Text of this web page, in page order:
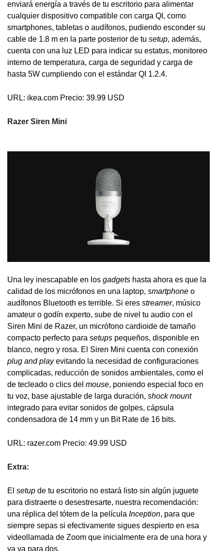
enviará energía a través de tu escritorio para alimentar
cualquier dispositivo compatible con carga QI, como
smartphones, tabletas o audífonos, pudiendo esconder su
cable de 1.8 m en la parte posterior de tu setup, además,
cuenta con una luz LED para indicar su estatus, monitoreo
interno de temperatura, carga de seguridad y carga de
hasta 5W cumpliendo con el estándar QI 1.2.4.
URL: ikea.com Precio: 39.99 USD
Razer Siren Mini
Una ley inescapable en los gadgets hasta ahora es que la
calidad de los micrófonos en una laptop, smartphone o
audífonos Bluetooth es terrible. Si eres streamer, músico
amateur o godín experto, sube de nivel tu audio con el
Siren Mini de Razer, un micrófono cardioide de tamaño
compacto perfecto para setups pequeños, disponible en
blanco, negro y rosa. El Siren Mini cuenta con conexión
plug and playevitando la necesidad de configuraciones
complicadas, reducción de sonidos ambientales, como el
de tecleado o clics del mouse, poniendo especial foco en
tu voz, base ajustable de larga duración, shock mount
integrado para evitar sonidos de golpes, cápsula
condensadora de 14 mm y un Bit Rate de 16 bits.
URL: razer.com Precio: 49.99 USD
Extra:
El setup de tu escritorio no estará listo sin algún juguete
para distraerte o desestresarte, nuestra recomendación:
una réplica del tótem de la película Inception, para que
siempre sepas si efectivamente sigues despierto en esa
videollamada de Zoom que inicialmente era de una hora y
ya va para dos.